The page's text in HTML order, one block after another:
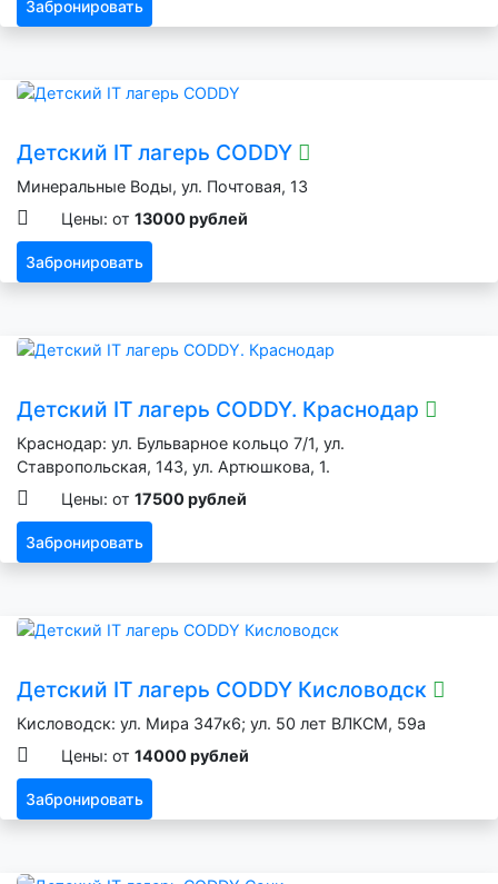
Забронировать
Детский IT лагерь CODDY
Минеральные Воды, ул. Почтовая, 13
Цены: от 13000 рублей
Забронировать
Детский IT лагерь CODDY. Краснодар
Краснодар: ул. Бульварное кольцо 7/1, ул.
Ставропольская, 143, ул. Артюшкова, 1.
Цены: от 17500 рублей
Забронировать
Детский IT лагерь CODDY Кисловодск
Кисловодск: ул. Мира 347к6; ул. 50 лет ВЛКСМ, 59а
Цены: от 14000 рублей
Забронировать